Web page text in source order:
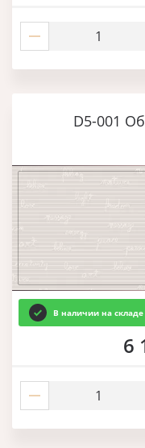
D5-001
В наличии на складе
6